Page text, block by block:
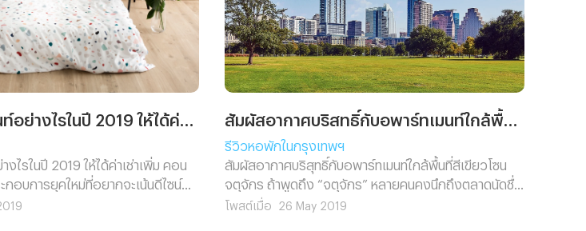
ไรในปี 2019 ให้ได้ค่าเช่าเพิ่ม คอน
กอบการยุคใหม่ที่อยากจะเน้นดีไซน์
ให้อยากเข้าอยู่
รีวิวหอพักในกรุงเทพฯ
สัมผัสอากาศบริสุทธิ์กับอพาร์ทเมนท์ใกล้พื้นที่สีเขียวโซน
จตุจักร ถ้าพูดถึง “จตุจักร” หลายคนคงนึกถึงตลาดนัดชื่อ
ดังใจกลางเมือง แหล่งรวมไลฟ์สไตล์ ที่กิน ที่เที่ยว ที่เปิดให้
โพสต์เมื่อ 26 May 2019